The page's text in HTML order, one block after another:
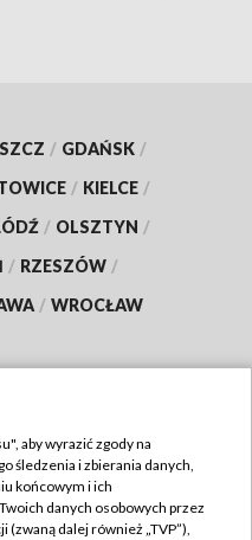
/ GDAŃSK /
/ KIELCE /
/ OLSZTYN /
/ RZESZÓW /
/ WROCŁAW
TVP
aby wyrazić zgody na
śledzenia i zbierania danych,
końcowym i ich
danych osobowych przez
(zwaną dalej również „TVP”),